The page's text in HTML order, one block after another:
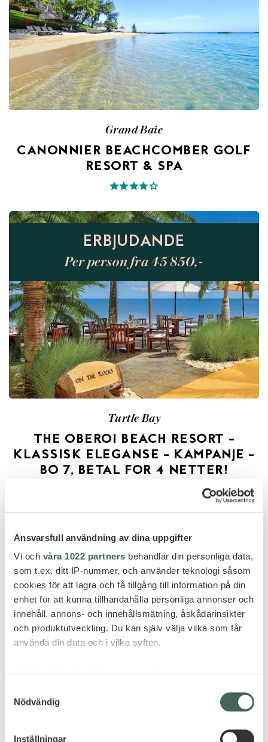
Ansvarsfull användning av dina uppgifter
Vi och våra 1022 partners behandlar din personliga data,
som t.ex. ditt IP-nummer, och använder teknologi såsom
cookies för att lagra och få tillgång till information på din
enhet för att kunna tillhandahålla personliga annonser och
innehåll, annons- och innehållsmätning, åskådarinsikter
och produktutveckling. Du kan själv välja vilka som får
använda din data och i vilka syften.
som kan ha en noggrannhet på upp till flera meter
Nödvändig
Inställningar
Grand Baie
CANONNIER BEACHCOMBER GOLF
RESORT & SPA
ERBJUDANDE
Per person fra 45 850,-
Turtle Bay
THE OBEROI BEACH RESORT –
KLASSISK ELEGANSE – KAMPANJE –
BO 7, BETAL FOR 4 NETTER!